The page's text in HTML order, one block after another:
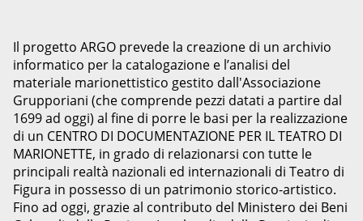
Il progetto ARGO prevede la creazione di un archivio
informatico per la catalogazione e l’analisi del
materiale marionettistico gestito dall'Associazione
Grupporiani (che comprende pezzi datati a partire dal
1699 ad oggi) al fine di porre le basi per la realizzazione
di un CENTRO DI DOCUMENTAZIONE PER IL TEATRO DI
MARIONETTE, in grado di relazionarsi con tutte le
principali realtà nazionali ed internazionali di Teatro di
Figura in possesso di un patrimonio storico-artistico.
Fino ad oggi, grazie al contributo del Ministero dei Beni